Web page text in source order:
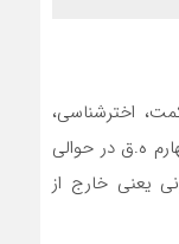
اخترشناسی،
ه.ق در حوالی
یعنی خارج از